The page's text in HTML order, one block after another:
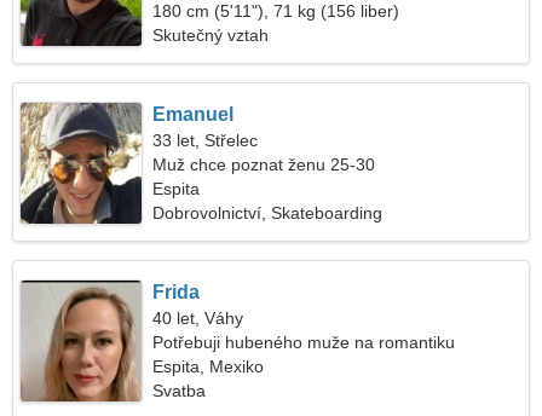
180 cm (5'11"), 71 kg (156 liber)
Skutečný vztah
Emanuel
33 let, Střelec
Muž chce poznat ženu 25-30
Espita
Dobrovolnictví, Skateboarding
Frida
40 let, Váhy
Potřebuji hubeného muže na romantiku
Espita, Mexiko
Svatba